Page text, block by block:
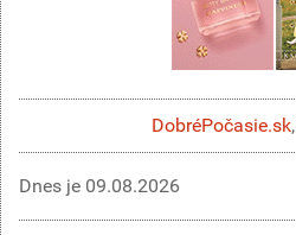
DobréPočasie.sk,
Dnes je 09.08.2026